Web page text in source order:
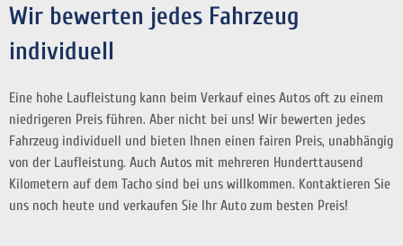
Wir bewerten jedes Fahrzeug
individuell
Eine hohe Laufleistung kann beim Verkauf eines Autos oft zu einem
niedrigeren Preis führen. Aber nicht bei uns! Wir bewerten jedes
Fahrzeug individuell und bieten Ihnen einen fairen Preis, unabhängig
von der Laufleistung. Auch Autos mit mehreren Hunderttausend
Kilometern auf dem Tacho sind bei uns willkommen. Kontaktieren Sie
uns noch heute und verkaufen Sie Ihr Auto zum besten Preis!